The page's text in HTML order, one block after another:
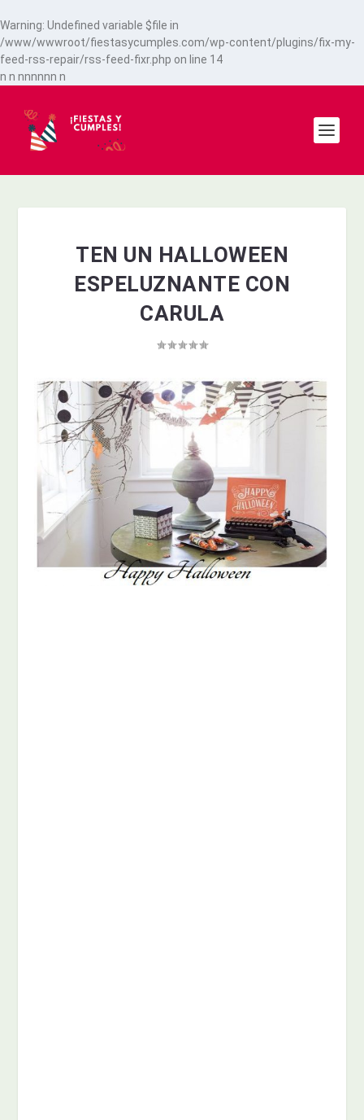
Warning: Undefined variable $file in
/www/wwwroot/fiestasycumples.com/wp-content/plugins/fix-my-
feed-rss-repair/rss-feed-fixr.php on line 14
n n nnnnnn n
TEN UN HALLOWEEN
ESPELUZNANTE CON
CARULA